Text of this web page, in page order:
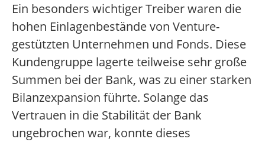
Ein besonders wichtiger Treiber waren die
hohen Einlagenbestände von Venture-
gestützten Unternehmen und Fonds. Diese
Kundengruppe lagerte teilweise sehr große
Summen bei der Bank, was zu einer starken
Bilanzexpansion führte. Solange das
Vertrauen in die Stabilität der Bank
ungebrochen war, konnte dieses